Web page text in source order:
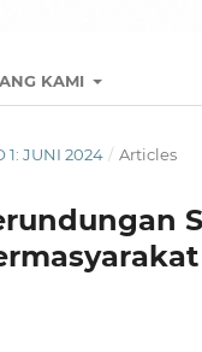
KAMI
1: JUNI 2024 / Articles